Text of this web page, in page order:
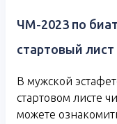
ЧМ-2023 по
стартовый лист
В мужской
стартовом листе
можете